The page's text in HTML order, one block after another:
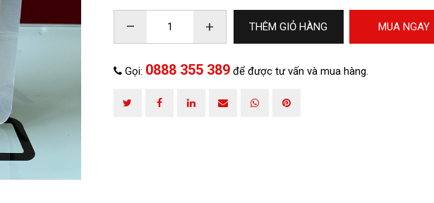
– + THÊM GIỎ HÀNG MUA NGAY
Gọi: 0888 355 389 để được tư vấn và mua hàng.